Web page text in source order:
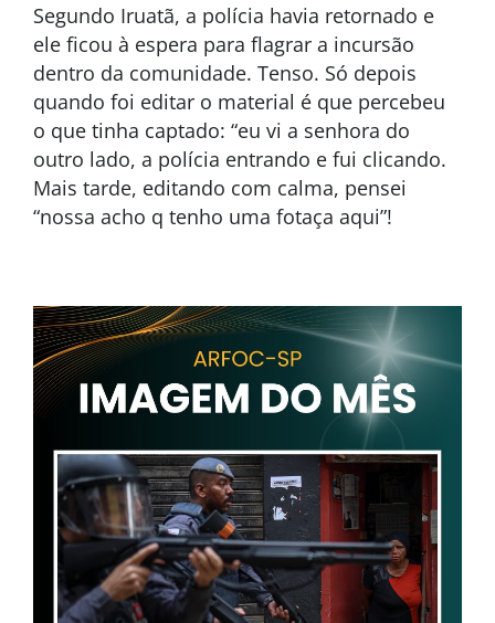
Segundo Iruatã, a polícia havia retornado e
ele ficou à espera para flagrar a incursão
dentro da comunidade. Tenso. Só depois
quando foi editar o material é que percebeu
o que tinha captado: “eu vi a senhora do
outro lado, a polícia entrando e fui clicando.
Mais tarde, editando com calma, pensei
“nossa acho q tenho uma fotaça aqui”!